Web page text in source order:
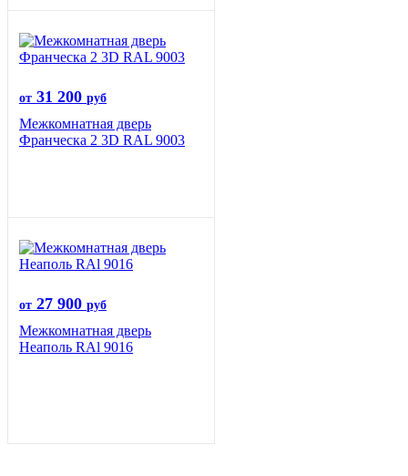
от 31 200 руб
Межкомнатная дверь
Франческа 2 3D RAL 9003
от 27 900 руб
Межкомнатная дверь
Неаполь RAl 9016